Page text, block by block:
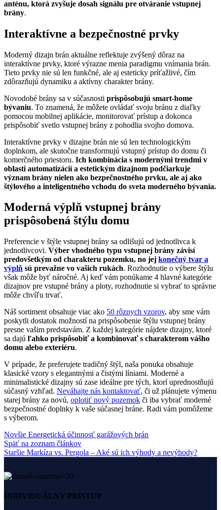
anténu, ktorá zvyšuje dosah signálu pre otváranie vstupnej
brány.
Interaktívne a bezpečnostné prvky
Moderný dizajn brán aktuálne reflektuje zvýšený dôraz na
interaktívne prvky, ktoré výrazne menia paradigmu vnímania brán.
Tieto prvky nie sú len funkčné, ale aj esteticky príťažlivé, čím
zdôrazňujú dynamiku a aktívny charakter brány.
Novodobé brány sa v súčasnosti prispôsobujú smart-home
bývaniu. To znamená, že môžete ovládať svoju bránu z diaľky
pomocou mobilnej aplikácie, monitorovať prístup a dokonca
prispôsobiť svetlo vstupnej brány z pohodlia svojho domova.
Interaktívne prvky v dizajne brán nie sú len technologickým
doplnkom, ale skutočne transformujú vstupný prístup do domu či
komerčného priestoru. Ich kombinácia s modernými trendmi v
oblasti automatizácií a estetickým dizajnom podčiarkuje
význam brány nielen ako bezpečnostného prvku, ale aj ako
štýlového a inteligentného vchodu do sveta moderného bývania.
Moderná výplň vstupnej brány
prispôsobená štýlu domu
Preferencie v štýle vstupnej brány sa odlišujú od jednotlivca k
jednotlivcovi. Výber vhodného typu vstupnej brány závisí
predovšetkým od charakteru pozemku, no jej konečný tvar a
výplň sú prevažne vo vašich rukách. Rozhodnutie o výbere štýlu
však môže byť náročné. Aj keď vám ponúkame 4 hlavné kategórie
dizajnov pre vstupné brány a ploty, rozhodnutie si vybrať to správne
môže chvíľu trvať.
Náš sortiment obsahuje viac ako 50 rôznych vzorov, aby sme vám
poskytli dostatok možností na prispôsobenie štýlu vstupnej brány
presne vašim predstavám. Z každej kategórie nájdete dizajny, ktoré
sa dajú ľahko prispôsobiť a kombinovať s charakterom vášho
domu alebo exteriéru.
V prípade, že preferujete tradičný štýl, naša ponuka obsahuje
klasické vzory s elegantnými a čistými líniami. Moderné a
minimalistické dizajny sú zase ideálne pre tých, ktorí uprednostňujú
súčasný vzhľad. Neváhajte nás kontaktovať, či už plánujete výmenu
starej brány za novú, oplotiť nový pozemok či iba vybrať moderné
bezpečnostné doplnky k vaše súčasnej bráne. Radi vám pomôžeme
s výberom.
Novšie Energetická účinnosť garážových brán
Späť na zoznam článkov
Staršie Markíza vs. Pergola – Aké sú ich výhody a nevýhody?
INDIVIDUÁLNY PRÍSTUP